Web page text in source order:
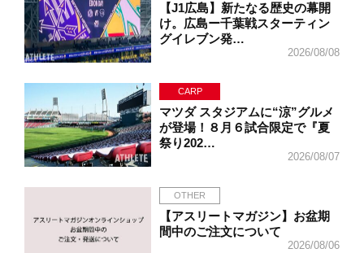
【J1広島】新たなる歴史の幕開
け。広島ー千葉戦スターティン
グイレブン発…
2026/08/08
CARP
マツダ スタジアムに“涼”グルメ
が登場！８月６試合限定で『夏
祭り202…
2026/08/07
OTHER
【アスリートマガジン】お盆期
間中のご注文について
2026/08/06